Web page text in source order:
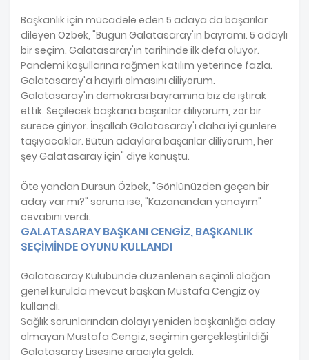
Başkanlık için mücadele eden 5 adaya da başarılar
dileyen Özbek, "Bugün Galatasaray'ın bayramı. 5 adaylı
bir seçim. Galatasaray'ın tarihinde ilk defa oluyor.
Pandemi koşullarına rağmen katılım yeterince fazla.
Galatasaray'a hayırlı olmasını diliyorum.
Galatasaray'ın demokrasi bayramına biz de iştirak
ettik. Seçilecek başkana başarılar diliyorum, zor bir
sürece giriyor. İnşallah Galatasaray'ı daha iyi günlere
taşıyacaklar. Bütün adaylara başarılar diliyorum, her
şey Galatasaray için" diye konuştu.
Öte yandan Dursun Özbek, "Gönlünüzden geçen bir
aday var mı?" soruna ise, "Kazanandan yanayım"
cevabını verdi.
GALATASARAY BAŞKANI CENGİZ, BAŞKANLIK
SEÇİMİNDE OYUNU KULLANDI
Galatasaray Kulübünde düzenlenen seçimli olağan
genel kurulda mevcut başkan Mustafa Cengiz oy
kullandı.
Sağlık sorunlarından dolayı yeniden başkanlığa aday
olmayan Mustafa Cengiz, seçimin gerçekleştirildiği
Galatasaray Lisesine aracıyla geldi.